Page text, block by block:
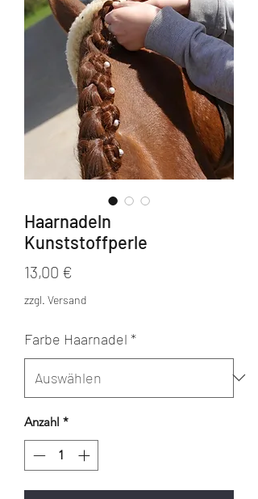
Haarnadeln
Kunststoffperle
13,00 €
zzgl. Versand
Farbe Haarnadel *
Anzahl *